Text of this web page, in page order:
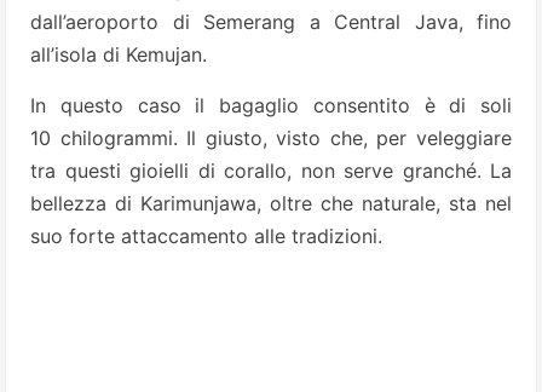
dall’aeroporto di Semerang a Central Java, fino
all’isola di Kemujan.
In questo caso il bagaglio consentito è di soli
10 chilogrammi. Il giusto, visto che, per veleggiare
tra questi gioielli di corallo, non serve granché. La
bellezza di Karimunjawa, oltre che naturale, sta nel
suo forte attaccamento alle tradizioni.